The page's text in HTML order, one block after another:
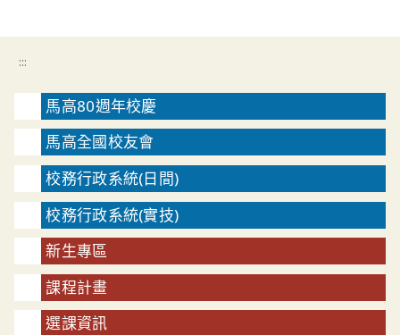
:::
馬高80週年校慶
馬高全國校友會
校務行政系統(日間)
校務行政系統(實技)
新生專區
課程計畫
選課資訊